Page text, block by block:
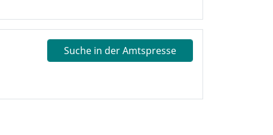
Suche in der Amtspresse